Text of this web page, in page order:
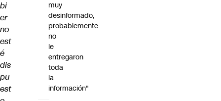
bi
er
no
est
é
dis
pu
est
muy
desinformado,
probablemente
no
le
entregaron
toda
la
información"